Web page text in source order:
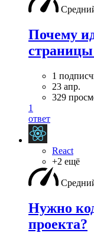
Почему
страницы
1
23 апр.
329
1
ответ
React
+2 ещё
Нужно
проекта?